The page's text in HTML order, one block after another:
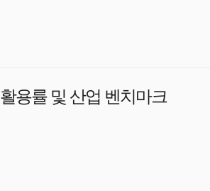
활용률 및 산업 벤치마크